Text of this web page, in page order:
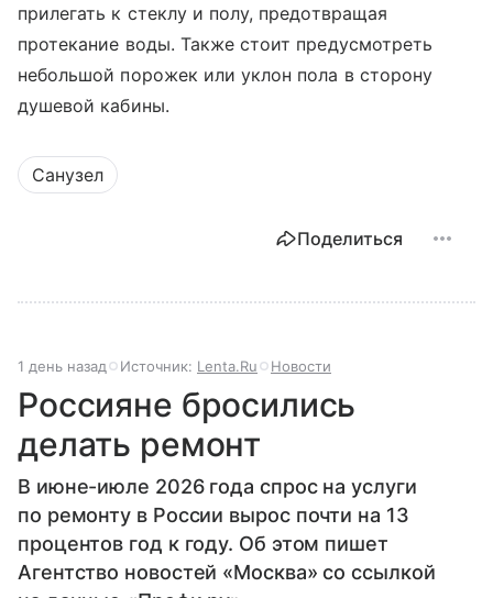
прилегать к стеклу и полу, предотвращая
протекание воды. Также стоит предусмотреть
небольшой порожек или уклон пола в сторону
душевой кабины.
Санузел
Поделиться
1 день назад Источник: Lenta.Ru Новости
Россияне бросились
делать ремонт
В июне-июле 2026 года спрос на услуги
по ремонту в России вырос почти на 13
процентов год к году. Об этом пишет
Агентство новостей «Москва» со ссылкой